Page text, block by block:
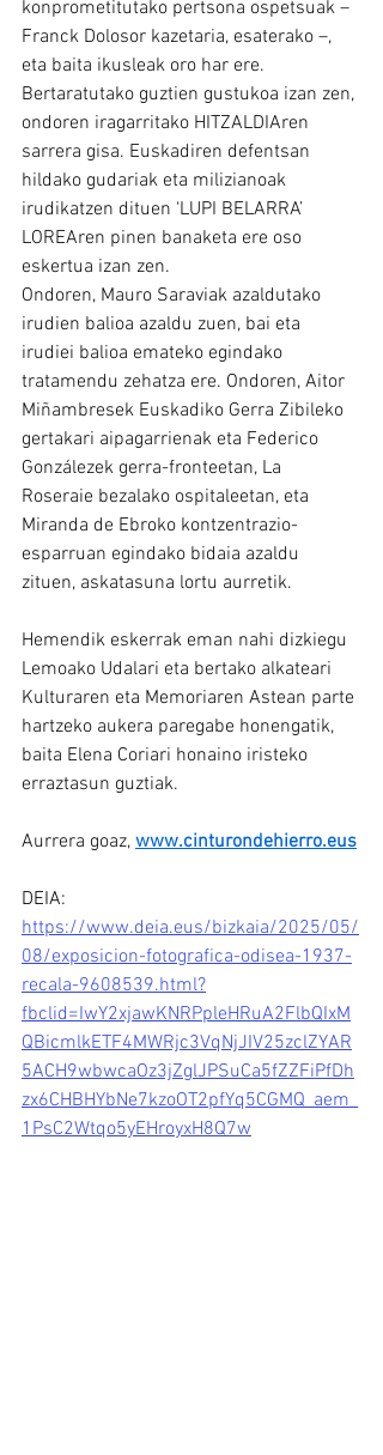
konprometitutako pertsona ospetsuak –
Franck Dolosor kazetaria, esaterako –,
eta baita ikusleak oro har ere.
Bertaratutako guztien gustukoa izan zen,
ondoren iragarritako HITZALDIAren
sarrera gisa. Euskadiren defentsan
hildako gudariak eta milizianoak
irudikatzen dituen ‘LUPI BELARRA’
LOREAren pinen banaketa ere oso
eskertua izan zen.
Ondoren, Mauro Saraviak azaldutako
irudien balioa azaldu zuen, bai eta
irudiei balioa emateko egindako
tratamendu zehatza ere. Ondoren, Aitor
Miñambresek Euskadiko Gerra Zibileko
gertakari aipagarrienak eta Federico
Gonzálezek gerra-fronteetan, La
Roseraie bezalako ospitaleetan, eta
Miranda de Ebroko kontzentrazio-
esparruan egindako bidaia azaldu
zituen, askatasuna lortu aurretik.
Hemendik eskerrak eman nahi dizkiegu
Lemoako Udalari eta bertako alkateari
Kulturaren eta Memoriaren Astean parte
hartzeko aukera paregabe honengatik,
baita Elena Coriari honaino iristeko
erraztasun guztiak.
Aurrera goaz, www.cinturondehierro.eus
DEIA:
https://www.deia.eus/bizkaia/2025/05/
08/exposicion-fotografica-odisea-1937-
recala-9608539.html?
fbclid=IwY2xjawKNRPpleHRuA2FlbQIxM
QBicmlkETF4MWRjc3VqNjJIV25zclZYAR
5ACH9wbwcaOz3jZglJPSuCa5fZZFiPfDh
zx6CHBHYbNe7kzoOT2pfYq5CGMQ_aem_
1PsC2Wtqo5yEHroyxH8Q7w